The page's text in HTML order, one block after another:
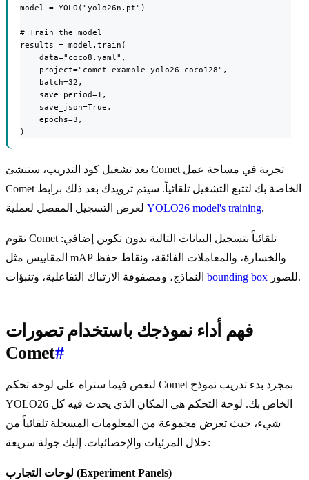
model = YOLO("yolo26n.pt")
# Train the model
results = model.train(
    data="coco8.yaml",
    project="comet-example-yolo26-coco128",
    batch=32,
    save_period=1,
    save_json=True,
    epochs=3,
)
بعد تشغيل كود التدريب، ستنشئ Comet تجربة في مساحة عمل
Comet الخاصة بك لتتبع التشغيل تلقائياً. سيتم تزويدك بعد ذلك برابط
YOLO26 model's training.
تقوم Comet تلقائياً بتسجيل البيانات التالية بدون تكوين إضافي:
المقاييس مثل mAP والخسارة، والمعاملات الفائقة، ونقاط حفظ
bounding box للصور.
فهم أداء نموذجك باستخدام تصورات
Comet#
لنغص فيما ستراه على لوحة تحكم Comet بمجرد بدء تدريب نموذج
YOLO26 الخاص بك. لوحة التحكم هي المكان الذي يحدث فيه كل
شيء، حيث تعرض مجموعة من المعلومات المسجلة تلقائياً من
خلال المرئيات والإحصائيات. إليك جولة سريعة:
لوحات التجارب (Experiment Panels)